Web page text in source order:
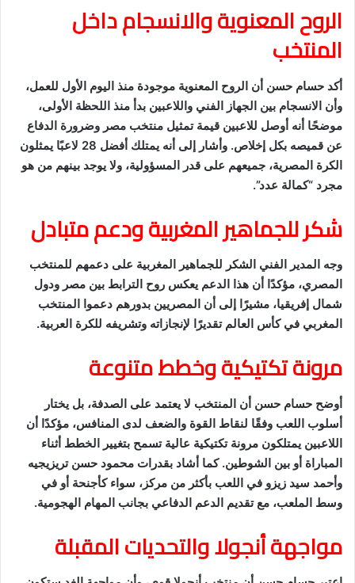
الروح المعنوية والانسجام داخل
المنتخب
أكد حسام حسن أن الروح المعنوية موجودة منذ اليوم الأول للعمل،
وأن الانسجام بين الجهاز الفني واللاعبين بدأ منذ اللحظة الأولى،
موضحًا أنه أوصل للاعبين قيمة تمثيل منتخب مصر وضرورة الدفاع
عن قميصه بكل إخلاص. وأشار إلى أنه يمتلك أفضل 28 لاعبًا يمثلون
الكرة المصرية، جميعهم على قدر المسؤولية، ولا يوجد بينهم من هو
مجرد “كمالة عدد”.
شكر للجماهير المغربية ودعم متبادل
وجه المدير الفني الشكر للجماهير المغربية على دعمهم للمنتخب
المصري، مؤكدًا أن هذا الدعم يعكس روح الترابط بين مصر ودول
شمال إفريقيا، مشيرًا إلى أن المصريين بدورهم دعموا المنتخب
المغربي في كأس العالم تقديرًا لإنجازاته وتشريفه للكرة العربية.
مرونة تكتيكية وخطط متنوعة
أوضح حسام حسن أن المنتخب لا يعتمد على الصدفة، بل يختار
أسلوب اللعب وفقًا لنقاط القوة والضعف لدى المنافس، مؤكدًا أن
اللاعبين يمتلكون مرونة تكتيكية عالية تسمح بتغيير الخطط أثناء
المباراة أو بين الشوطين. كما أشاد بقدرات محمود حسن تريزيجيه
وأحمد سيد زيزو في اللعب بأكثر من مركز، سواء كأجنحة أو في
وسط الملعب، مع تقديم الدعم الدفاعي بجانب المهام الهجومية.
مواجهة أنجولا والتحديات المقبلة